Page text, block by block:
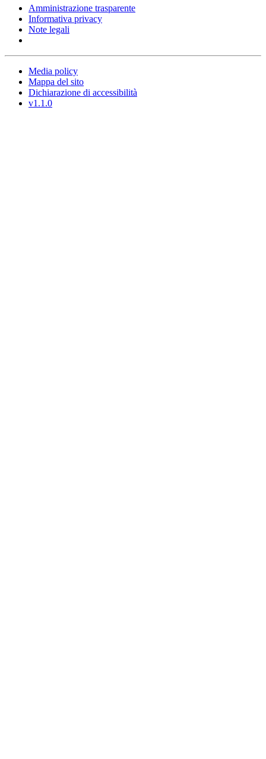
Amministrazione trasparente
Informativa privacy
Note legali
Media policy
Mappa del sito
Dichiarazione di accessibilità
v1.1.0